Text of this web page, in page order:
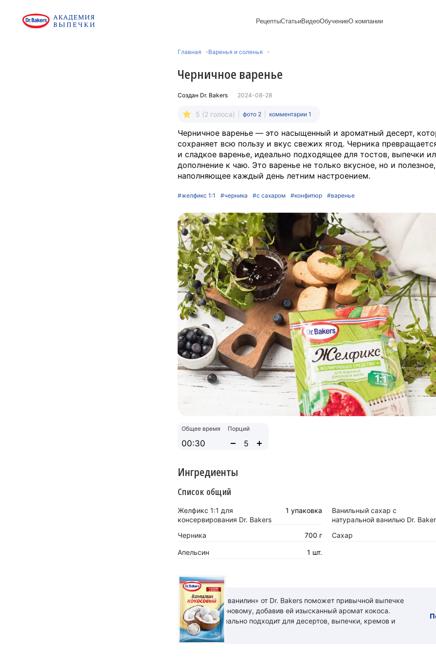
Рецепты
Пасхальная выпечка
Рецепты пирогов
Статьи
закуски
ВидеоОбучениеО компании
Главная Варенья и соленья
Черничное варенье
Создан Dr. Bakers 2024-08-28
5 (2 голоса) фото 2 комментарии 1
Черничное варенье — это насыщенный и ароматный десерт,
сохраняет всю пользу и вкус свежих ягод. Черника
и сладкое варенье, идеально подходящее для тостов, выпечки
дополнение к чаю. Это варенье не только вкусное, но и полезное,
наполняющее каждый день летним настроением.
#желфикс 1:1 #черника #с сахаром #конфитюр #варенье
Общее время
00:30
Порций
Ингредиенты
Список общий
Желфикс 1:1 для
консервирования Dr. Bakers
1 упаковка
Ванильный сахар с
натуральной ванилью Dr.
Черника
700 г Сахар
Апельсин 1 шт.
«Кокосовый ванилин» от Dr. Bakers поможет привычной выпечке
заиграть по-новому, добавив ей изысканный аромат кокоса.
Новинка идеально подходит для десертов, выпечки, кремов и
напитков.